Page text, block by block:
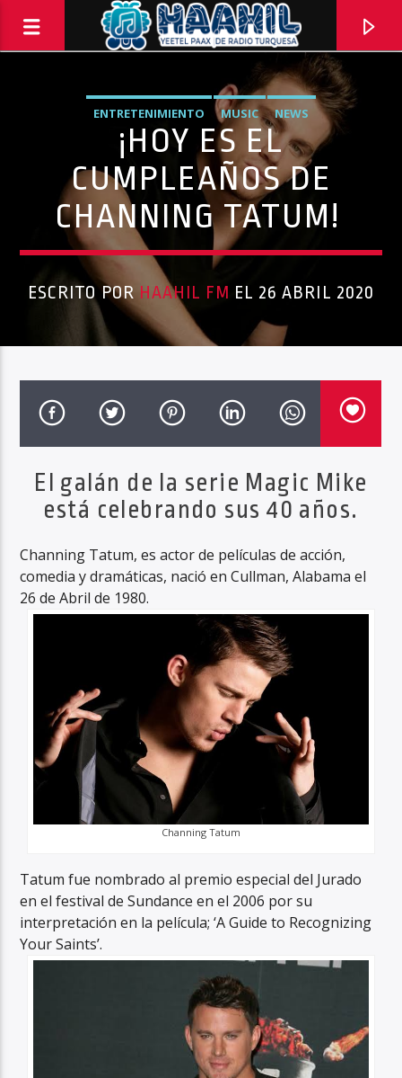
PROGRAMA ACTUAL
Haahil FM
ENTRETENIMIENTO MUSIC NEWS
¡HOY ES EL
CUMPLEAÑOS DE
CHANNING TATUM!
ESCRITO POR HAAHIL FM EL 26 ABRIL 2020
El galán de la serie Magic Mike
está celebrando sus 40 años.
Channing Tatum, es actor de películas de acción,
comedia y dramáticas, nació en Cullman, Alabama el
26 de Abril de 1980.
Channing Tatum
Tatum fue nombrado al premio especial del Jurado
en el festival de Sundance en el 2006 por su
interpretación en la película; ‘A Guide to Recognizing
Your Saints’.